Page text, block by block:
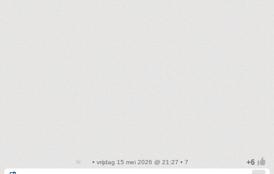
• vrijdag 15 mei 2026 @ 21:27 • 7